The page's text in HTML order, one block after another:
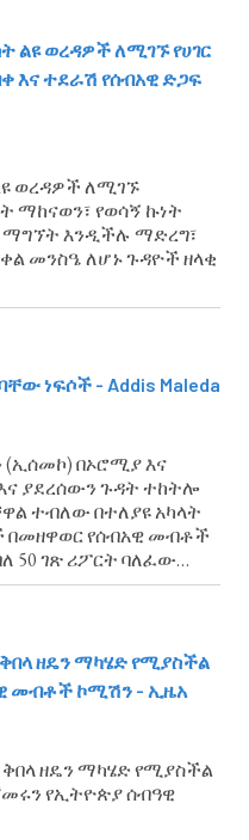
ልዩ ወረዳዎች ለሚገኙ የሀገር
እና ተደራሽ የሰብአዊ ድጋፍ
ወረዳዎች ለሚገኙ
ማከናወን፣ የወሳኝ ኩነት
እንዲችሉ ማድረግ፣
መንስዔ ለሆኑ ጉዳዮች ዘላቂ
ነፍሶች - Addis Maleda
በኦሮሚያ እና
ያደረሰውን ጉዳት ተከትሎ
ተብለው በተለያዩ አካላት
በመዘዋወር የሰብአዊ መብቶች
50 ገጽ ሪፖርት ባለፈው
ዘዴን ማካሄድ የሚያስችል
መብቶች ኮሚሽን - ኢዜአ
ዘዴን ማካሄድ የሚያስችል
የኢትዮጵያ ሰብዓዊ